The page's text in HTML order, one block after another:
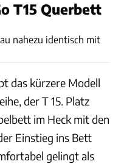
T15 Querbett
Ingolf Pompe
nahezu identisch mit
das kürzere Modell
der T 15. Platz
im Heck mit den
Einstieg ins Bett
gelingt als